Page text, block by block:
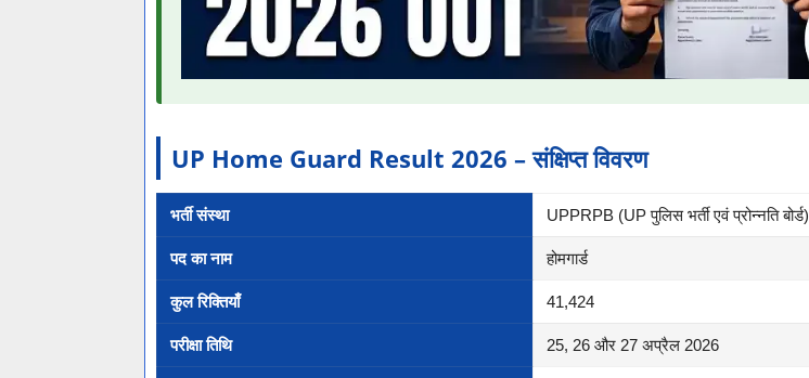
UP Home Guard Result 2026 – संक्षिप्त विवरण
भर्ती संस्था UPPRPB (UP पुलिस भर्ती एवं प्रोन्नति बोर्ड)
पद का नाम होमगार्ड
कुल रिक्तियाँ 41,424
परीक्षा तिथि 25, 26 और 27 अप्रैल 2026